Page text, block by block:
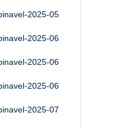
2025-05
2025-06
2025-06
2025-06
2025-07